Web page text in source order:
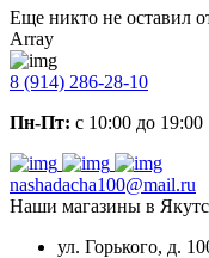
Еще никто не оставил
Array
8 (914) 286-28-10
Пн-Пт: с 10:00 до 19:00
nashadacha100@mail.ru
Наши магазины в
ул. Горького, д.